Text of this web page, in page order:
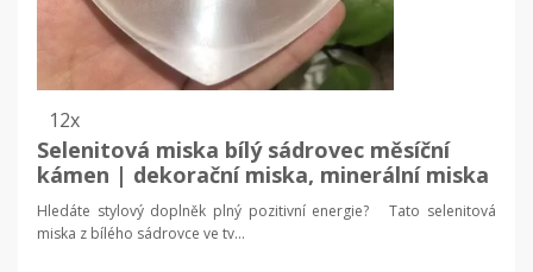
12x
Selenitová miska bílý sádrovec měsíční
kámen | dekorační miska, minerální miska
Hledáte stylový doplněk plný pozitivní energie? Tato selenitová
miska z bílého sádrovce ve tv...